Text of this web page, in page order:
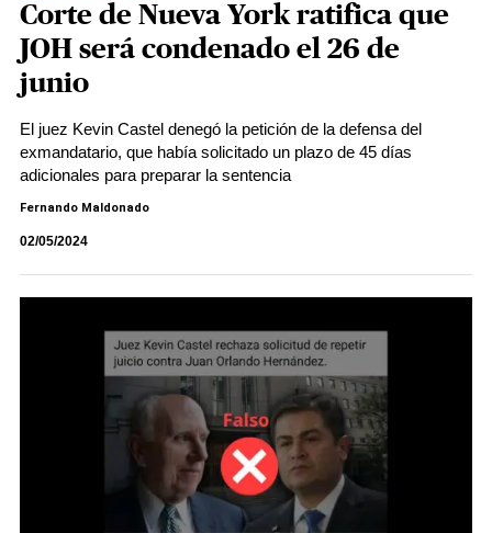
Corte de Nueva York ratifica que
JOH será condenado el 26 de
junio
El juez Kevin Castel denegó la petición de la defensa del
exmandatario, que había solicitado un plazo de 45 días
adicionales para preparar la sentencia
Fernando Maldonado
02/05/2024